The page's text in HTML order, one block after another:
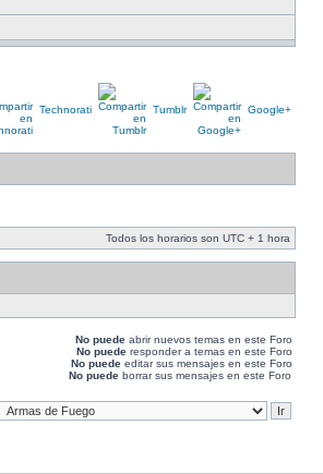
Technorati Tumblr Google+
Todos los horarios son UTC + 1 hora
No puede abrir nuevos temas en este Foro
No puede responder a temas en este Foro
No puede editar sus mensajes en este Foro
No puede borrar sus mensajes en este Foro